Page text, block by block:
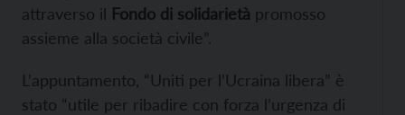
attraverso il Fondo di solidarietà promosso
assieme alla società civile”.
L’appuntamento, “Uniti per l’Ucraina libera” è
stato “utile per ribadire con forza l’urgenza di